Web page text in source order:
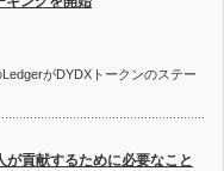
がDYDXトークンのステー
貢献するために必要なこと